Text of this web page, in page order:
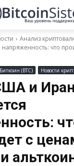
Анализ
что
Биткоин (BTC) Новости
и
с